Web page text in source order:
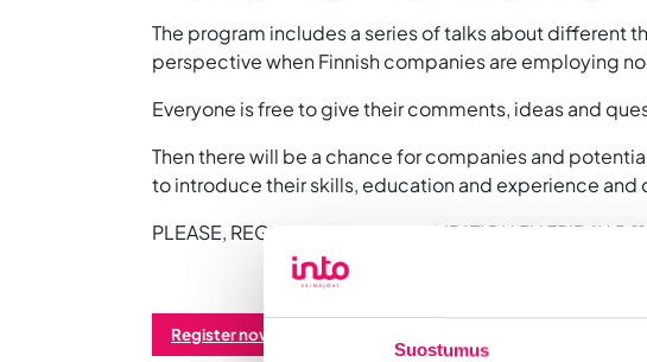
Suostumus
The program includes a series of talks about different
perspective when Finnish companies are employing
Everyone is free to give their comments, ideas and
Then there will be a chance for companies and
to introduce their skills, education and experience
PLEASE, REGISTER YOUR PARTICIPATION BY FRIDAY
Register now >>